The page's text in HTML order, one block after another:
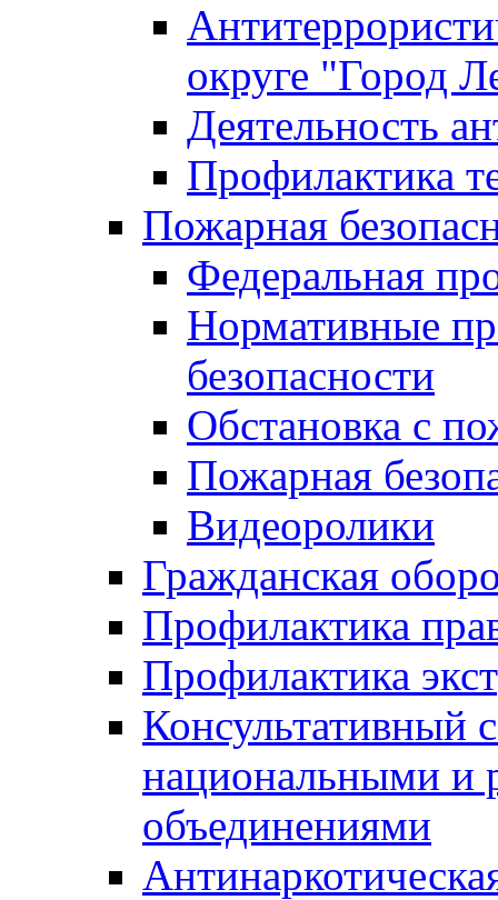
округе "Город
Деятельность
Профилактика
Пожарная
Федеральная
Нормативные
безопасности
Обстановка с
Пожарная
Видеоролики
Гражданская
Профилактика
Профилактика
Консультативный
национальными и
объединениями